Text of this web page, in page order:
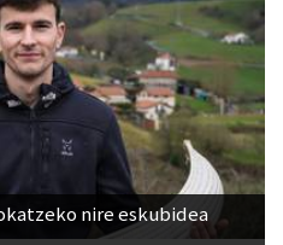
nire eskubidea